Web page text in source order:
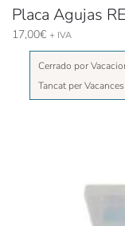
Placa Agujas
17,00€ + IVA
Cerrado por
Tancat per